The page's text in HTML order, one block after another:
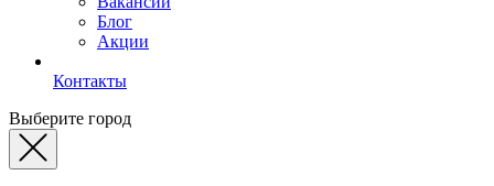
Блог
Акции
Контакты
Выберите город